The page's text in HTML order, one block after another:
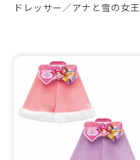
ドレッサー／アナと雪の女王